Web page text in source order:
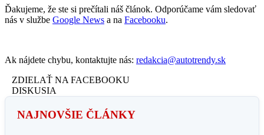
Ďakujeme, že ste si prečítali náš článok. Odporúčame vám sledovať
nás v službe Google News a na Facebooku.
Ak nájdete chybu, kontaktujte nás: redakcia@autotrendy.sk
ZDIELAŤ NA FACEBOOKU
DISKUSIA
NAJNOVŠIE ČLÁNKY